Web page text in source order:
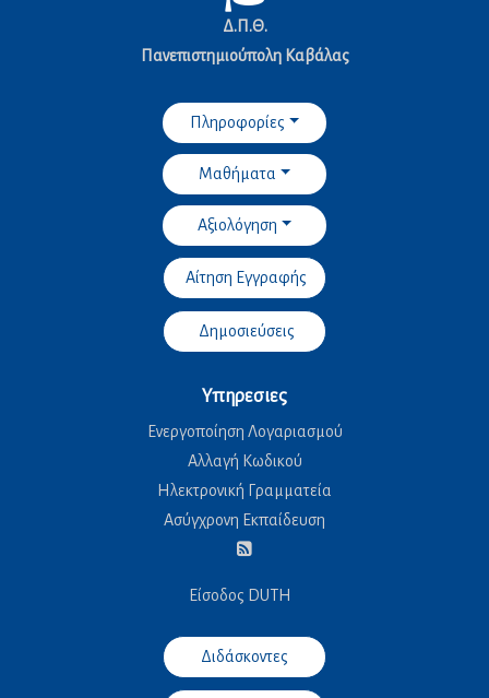
Δ.Π.Θ.
Πανεπιστημιούπολη Καβάλας
Πληροφορίες
Μαθήματα
Αξιολόγηση
Αίτηση Εγγραφής
Δημοσιεύσεις
Υπηρεσιες
Ενεργοποίηση Λογαριασμού
Αλλαγή Κωδικού
Ηλεκτρονική Γραμματεία
Ασύγχρονη Εκπαίδευση
Είσοδος DUTH
Διδάσκοντες